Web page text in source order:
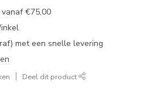
vanaf€75,00
met een snelle levering
Deel dit product